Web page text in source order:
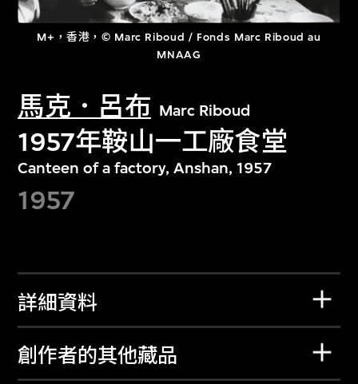
M+，香港，© Marc Riboud / Fonds Marc Riboud au
MNAAG
馬克．呂布 Marc Riboud
1957年鞍山一工廠食堂
Canteen of a factory, Anshan, 1957
1957
詳細資料
創作者的其他藏品
關於M+藏品
探索世界頂級的二十及二十一世紀視覺